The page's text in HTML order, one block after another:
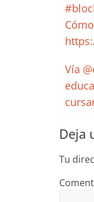
Vía
Deja
Tu